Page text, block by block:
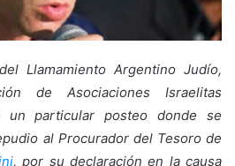
Llamamiento Argentino Judío,
de Asociaciones Israelitas
un particular posteo donde se
al Procurador del Tesoro de
, por su declaración en la causa